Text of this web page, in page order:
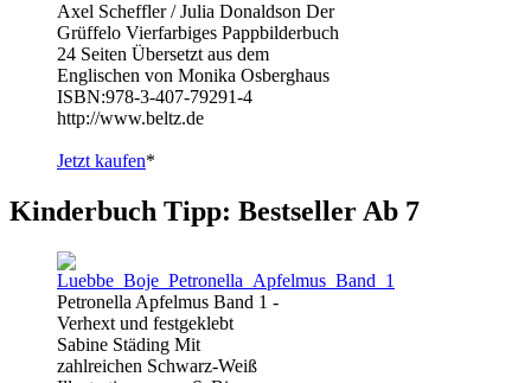
Axel Scheffler / Julia Donaldson Der
Grüffelo Vierfarbiges Pappbilderbuch
24 Seiten Übersetzt aus dem
Englischen von Monika Osberghaus
ISBN:978-3-407-79291-4
http://www.beltz.de
Jetzt kaufen*
Kinderbuch Tipp: Bestseller Ab 7
Petronella Apfelmus Band 1 -
Verhext und festgeklebt
Sabine Städing Mit
zahlreichen Schwarz-Weiß